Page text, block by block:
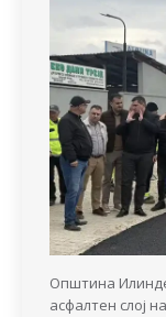
Општина
асфалтен слој